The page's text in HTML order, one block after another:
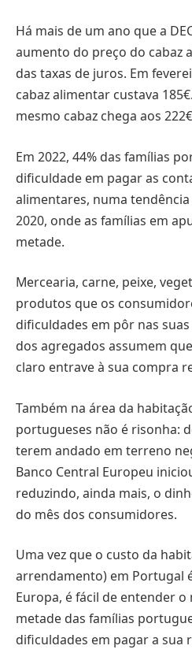
Há mais de um ano que a
aumento do preço do cabaz
das taxas de juros. Em
cabaz alimentar custava
mesmo cabaz chega aos
Em 2022, 44% das famílias
dificuldade em pagar as
alimentares, numa
2020, onde as famílias em
metade.
Mercearia, carne, peixe,
produtos que os
dificuldades em pôr nas
dos agregados assumem
claro entrave à sua compra
Também na área da
portugueses não é risonha:
terem andado em terreno
Banco Central Europeu
reduzindo, ainda mais, o
do mês dos consumidores.
Uma vez que o custo da
arrendamento) em Portugal
Europa, é fácil de entender
metade das famílias
dificuldades em pagar a sua